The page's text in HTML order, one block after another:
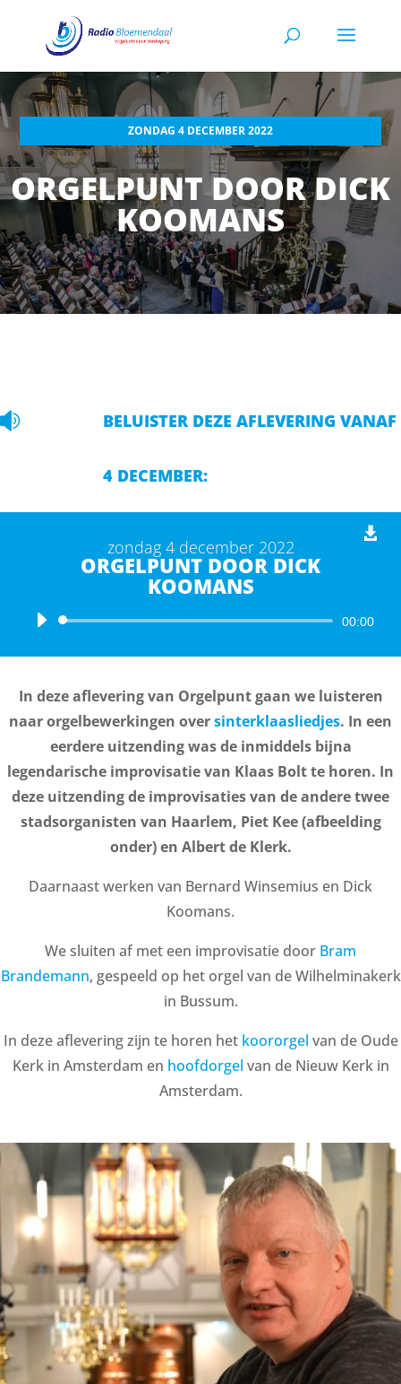
ZONDAG 4 DECEMBER 2022
ORGELPUNT DOOR DICK
KOOMANS
 BELUISTER DEZE AFLEVERING VANAF
4 DECEMBER:
zondag 4 december 2022
ORGELPUNT DOOR DICK
KOOMANS
Audiospeler 00:00
In deze aflevering van Orgelpunt gaan we luisteren
naar orgelbewerkingen oversinterklaasliedjes. In een
eerdere uitzending was de inmiddels bijna
legendarische improvisatie van Klaas Bolt te horen. In
deze uitzending de improvisaties van de andere twee
stadsorganisten van Haarlem, Piet Kee (afbeelding
onder) en Albert de Klerk.
Daarnaast werken van Bernard Winsemius en Dick
Koomans.
We sluiten af met een improvisatie door Bram
Brandemann, gespeeld op het orgel van de Wilhelminakerk
in Bussum.
In deze aflevering zijn te horen het koororgel van de Oude
Kerk in Amsterdam en hoofdorgel van de Nieuw Kerk in
Amsterdam.